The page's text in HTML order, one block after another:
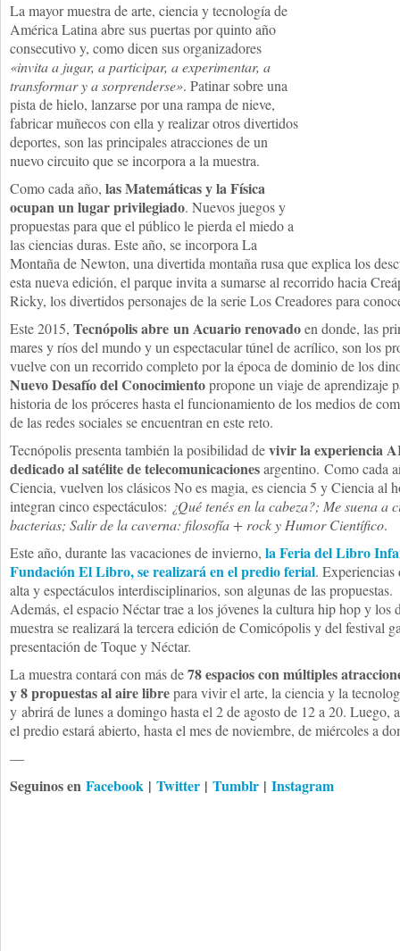
La mayor muestra de arte, ciencia y tecnología de
América Latina abre sus puertas por quinto año
consecutivo y, como dicen sus organizadores
«invita a jugar, a participar, a experimentar, a
transformar y a sorprenderse». Patinar sobre una
pista de hielo, lanzarse por una rampa de nieve,
fabricar muñecos con ella y realizar otros divertidos
deportes, son las principales atracciones de un
nuevo circuito que se incorpora a la muestra.
Como cada año, las Matemáticas y la Física
ocupan un lugar privilegiado. Nuevos juegos y
propuestas para que el público le pierda el miedo a
las ciencias duras. Este año, se incorpora La
Montaña de Newton, una divertida montaña rusa que explica los
esta nueva edición, el parque invita a sumarse al recorrido hacia
Ricky, los divertidos personajes de la serie Los Creadores para
Este 2015, Tecnópolis abre un Acuariorenovadoen donde, las
mares y ríos del mundo y un espectacular túnel de acrílico, son los
vuelve con un recorrido completo por la época de dominio de los
Nuevo Desafío del Conocimientopropone un viaje de aprendizaje
historia de los próceres hasta el funcionamiento de los medios de
de las redes sociales se encuentran en este reto.
Tecnópolis presenta también la posibilidad devivir la experiencia
dedicado al satélite de telecomunicacionesargentino. Como cada
Ciencia, vuelven los clásicos No es magia, es ciencia 5 y Ciencia al
integran cinco espectáculos: ¿Qué tenés en la cabeza?; Me suena a
bacterias; Salir de la caverna: filosofía + rock y Humor Científico.
Este año, durante las vacaciones de invierno, la Feria del Libro
Fundación El Libro, se realizará en el predio ferial. Experiencias
alta y espectáculos interdisciplinarios, son algunas de las propuestas.
Además, el espacio Néctar trae a los jóvenes la cultura hip hop y los
muestra se realizará la tercera edición de Comicópolis y del festival
presentación de Toque y Néctar.
La muestra contará con más de78 espacios con múltiples
y 8 propuestas al aire librepara vivir el arte, la ciencia y la
y abrirá de lunes a domingo hasta el 2 de agosto de 12 a 20. Luego,
el predio estará abierto, hasta el mes de noviembre, de miércoles a
—
Seguinos en Facebook | Twitter | Tumblr | Instagram